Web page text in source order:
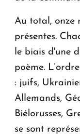
Au total, onze
présentes.
le biais d'une
poème.
: juifs,
Allemands,
Biélorusses,
se sont